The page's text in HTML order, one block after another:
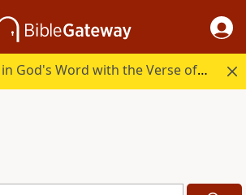
Start your day in God's Word with the Verse of the Day.